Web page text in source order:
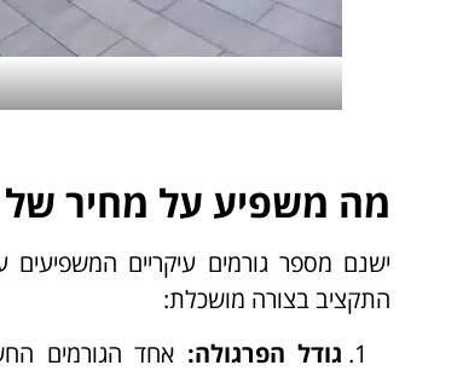
מה משפיע על מחיר של
ישנם מספר גורמים עיקריים
התקציב בצורה מושכלת:
גודל הפרגולה: אחד הגורמים